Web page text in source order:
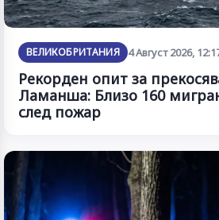
ВЕЛИКОБРИТАНИЯ 4 Август 2026,
Рекорден опит за
Ламанша: Близо 160
след пожар